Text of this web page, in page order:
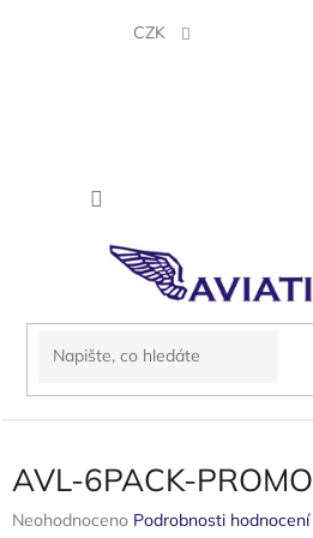
CZK
AVL-6PACK-PROMO
Průměrné
Neohodnoceno Podrobnosti hodnocení